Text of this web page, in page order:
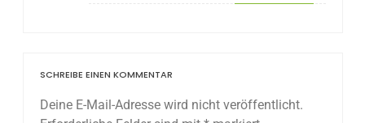
SCHREIBE EINEN KOMMENTAR
Deine E-Mail-Adresse wird nicht veröffentlicht.